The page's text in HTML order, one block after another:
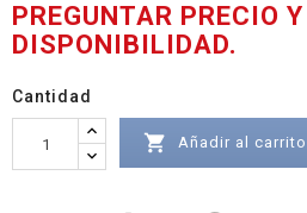
PREGUNTAR PRECIO Y
DISPONIBILIDAD.
Cantidad
 Añadir al carrito